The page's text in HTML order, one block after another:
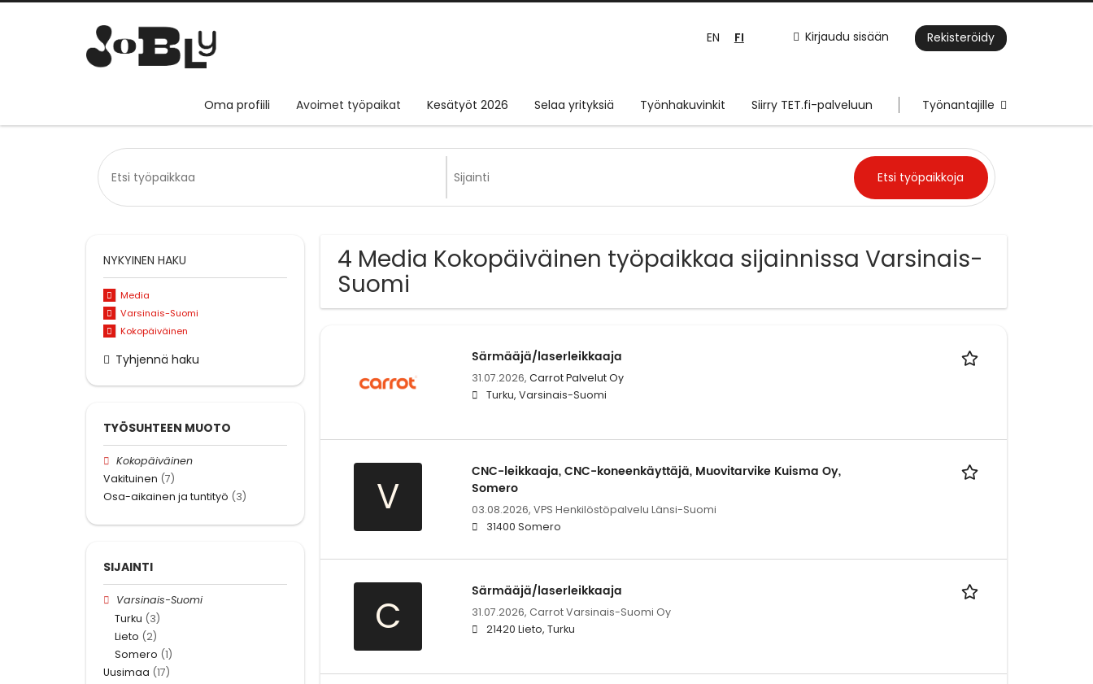
Kirjaudu sisään Rekisteröidy
EN FI
Oma profiili Avoimet työpaikat Kesätyöt 2026 Selaa yrityksiä Työnhakuvinkit Siirry TET.fi-palveluun Työnantajille
4 Media Kokopäiväinen työpaikkaa sijainnissa Varsinais-
Suomi
Särmääjä/laserleikkaaja
31.07.2026, Carrot Palvelut Oy
Turku, Varsinais-Suomi
V
CNC-leikkaaja, CNC-koneenkäyttäjä, Muovitarvike Kuisma Oy,
Somero
03.08.2026, VPS Henkilöstöpalvelu Länsi-Suomi
31400 Somero
C
Särmääjä/laserleikkaaja
31.07.2026, Carrot Varsinais-Suomi Oy
21420 Lieto, Turku
NYKYINEN HAKU
Media
Varsinais-Suomi
Kokopäiväinen
Tyhjennä haku
TYÖSUHTEEN MUOTO
Kokopäiväinen
Vakituinen (7)
Osa-aikainen ja tuntityö (3)
SIJAINTI
Varsinais-Suomi
Turku (3)
Lieto (2)
Somero (1)
Uusimaa (17)